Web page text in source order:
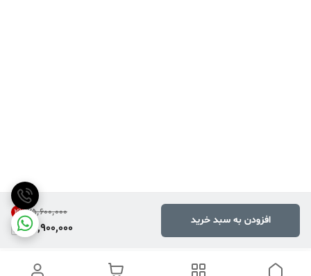
۲۵٬۶۰۰٬۰۰۰ 2%
24,900,000
افزودن به سبد خرید